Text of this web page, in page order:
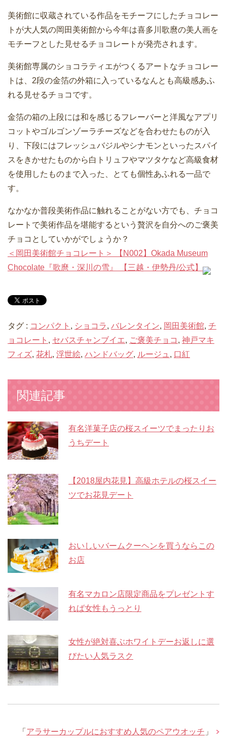
美術館に収蔵されている作品をモチーフにしたチョコレー
トが大人気の岡田美術館から今年は喜多川歌麿の美人画を
モチーフとした見せるチョコレートが発売されます。
美術館専属のショコラティエがつくるアートなチョコレー
トは、2段の金箔の外箱に入っているなんとも高級感あふ
れる見せるチョコです。
金箔の箱の上段には和を感じるフレーバーと洋風なアプリ
コットやゴルゴンゾーラチーズなどを合わせたものが入
り、下段にはフレッシュバジルやシナモンといったスパイ
スをきかせたものから白トリュフやマツタケなど高級食材
を使用したものまで入った、とても個性あふれる一品で
す。
なかなか普段美術作品に触れることがない方でも、チョコ
レートで美術作品を堪能するという贅沢を自分へのご褒美
チョコとしていかがでしょうか？
＜岡田美術館チョコレート＞ 【N002】Okada Museum
Chocolate『歌麿・深川の雪』 【三越・伊勢丹/公式】
タグ : コンパクト , ショコラ, バレンタイン, 岡田美術館, チ
ョコレート , セバスチャンブイエ, ご褒美チョコ , 神戸マキ
フィズ, 花札, 浮世絵, ハンドバッグ, ルージュ , 口紅
関連記事
有名洋菓子店の桜スイーツでまったりお
うちデート
【2018屋内花見】高級ホテルの桜スイー
ツでお花見デート
おいしいバームクーヘンを買うならこの
お店
有名マカロン店限定商品をプレゼントす
れば女性もうっとり
女性が絶対喜ぶホワイトデーお返しに選
びたい人気ラスク
「 アラサーカップルにおすすめ人気のペアウオッチ 」